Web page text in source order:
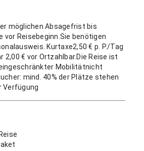
möglichen Absagefrist bis
vor Reisebeginn.Sie benötigen
Kurtaxe2,50 € p. P./Tag
2,00 € vor Ortzahlbar.Die Reise ist
Mobilitätnicht
mind. 40% der Plätze stehen
Verfügung